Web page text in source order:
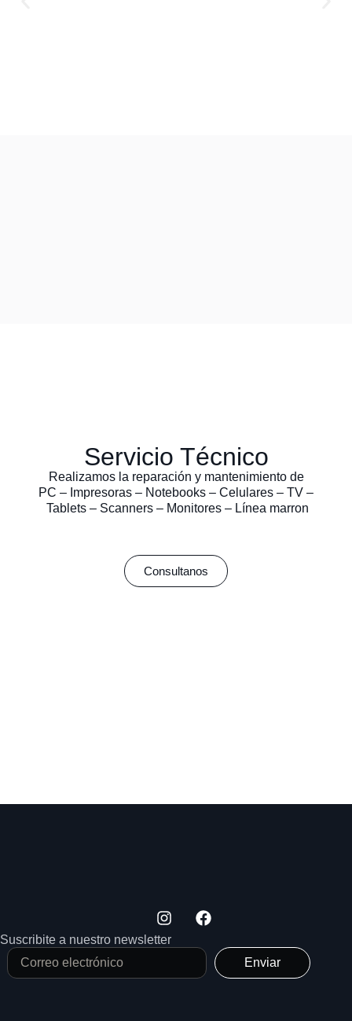
Servicio Técnico
Realizamos la reparación y mantenimiento de
PC – Impresoras – Notebooks – Celulares – TV –
Tablets – Scanners – Monitores – Línea marron
Consultanos
Suscribite a nuestro newsletter
Enviar